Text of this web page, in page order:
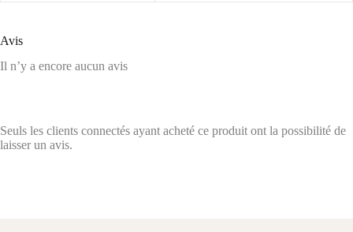
Avis
Il n’y a encore aucun avis
Seuls les clients connectés ayant acheté ce produit ont la possibilité de
laisser un avis.